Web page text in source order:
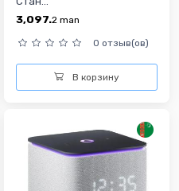
3,097.2 man
0 отзыв(ов)
В корзину